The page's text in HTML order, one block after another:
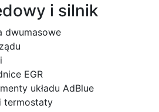
i silnik
dwumasowe
EGR
układu AdBlue
termostaty